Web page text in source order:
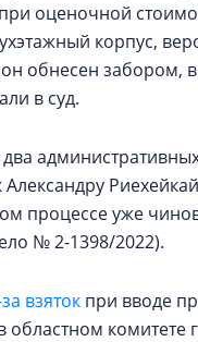
оценочной
корпус,
обнесен забором,
в суд.
процессе уже
№ 2-1398/2022).
взяток при вводе
комитете